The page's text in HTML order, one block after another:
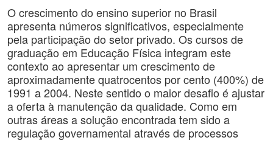
O crescimento do ensino superior no Brasil
apresenta números significativos, especialmente
pela participação do setor privado. Os cursos de
graduação em Educação Física integram este
contexto ao apresentar um crescimento de
aproximadamente quatrocentos por cento (400%) de
1991 a 2004. Neste sentido o maior desafio é ajustar
a oferta à manutenção da qualidade. Como em
outras áreas a solução encontrada tem sido a
regulação governamental através de processos